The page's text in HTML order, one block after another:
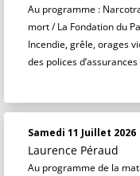
Au programme :
mort / La Fondation du
Incendie, grêle, orages
des polices d’assurances
Samedi 11 Juillet 2026
Laurence Péraud
Au programme de la